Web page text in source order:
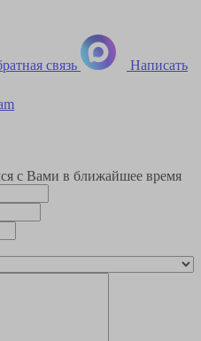
связь Написать
с Вами в ближайшее время